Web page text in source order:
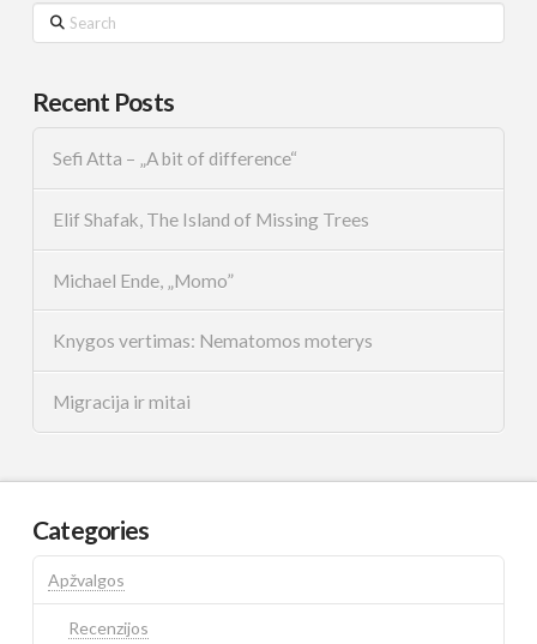
Search
Recent Posts
Sefi Atta – „A bit of difference“
Elif Shafak, The Island of Missing Trees
Michael Ende, „Momo”
Knygos vertimas: Nematomos moterys
Migracija ir mitai
Categories
Apžvalgos
Recenzijos